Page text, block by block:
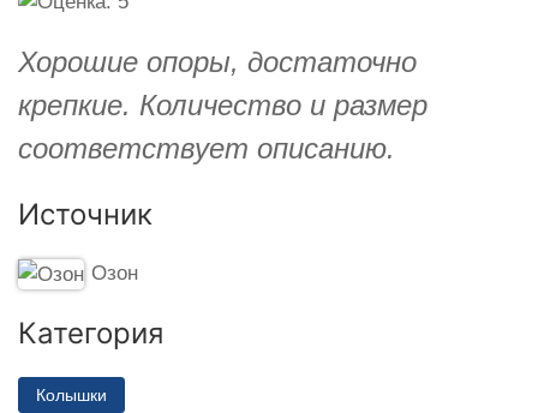
Хорошие опоры, достаточно
крепкие. Количество и размер
соответствует описанию.
Источник
Озон
Категория
Колышки